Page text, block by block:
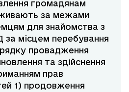
громадянам
за межами
для знайомства з
місцем перебування
провадження
та здійснення
прав
1) продовження